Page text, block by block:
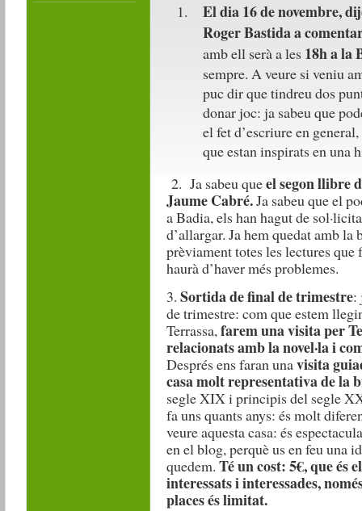
El dia 16 de novembre,
Roger Bastida a
amb ell serà a les 18h a la
sempre. A veure si veniu
puc dir que tindreu dos
donar joc: ja sabeu que
el fet d’escriure en
que estan inspirats en
2. Ja sabeu queel segon llibre
Jaume Cabré.Ja sabeu que el
a Badia, els han hagut de
d’allargar. Ja hem quedat amb
prèviament totes les lectures que
haurà d’haver més problemes.
3. Sortida de final de trimestre:
de trimestre: com que estem
Terrassa, farem una visita per
relacionats amb la novel·la i
Després ens faran unavisita
casa molt representativa de la
segle XIX i principis del segle
fa uns quants anys: és molt
veure aquesta casa: és
en el blog, perquè us en feu una
quedem. Té un cost: 5€, que és
interessats i interessades,
places és limitat.